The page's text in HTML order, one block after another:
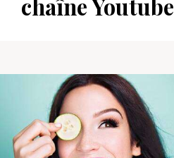
chaîne Youtube